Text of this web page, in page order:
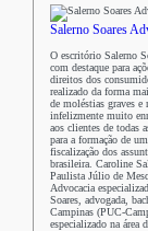
Salerno Soares
O escritório Salerno
com destaque para
direitos dos
realizado da forma
de moléstias graves e
infelizmente muito
aos clientes de todas
para a formação de
fiscalização dos
brasileira. Caroline
Paulista Júlio de
Advocacia
Soares, advogada,
Campinas (PUC-
especializado na